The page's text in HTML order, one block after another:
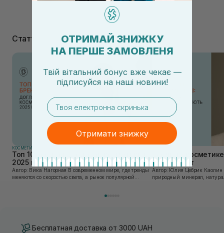
Статті
КОСМЕТИКА
Топ 10 брендов уходовой косметики в
2025 году
Автор: Вика Нагорная В современном мире, где тренды
меняются со скоростью света, а рынок популярной
Каолин в
используют
Автор: Юлия Цебрик Каолин в косметологии – это
природный минерал,
Бесплатная доставка от 3000 UAH
ОТРИМАЙ ЗНИЖКУ
НА ПЕРШЕ ЗАМОВЛЕНЯ
Твій вітальний бонус вже чекає —
підписуйся на наші новини!
email
Отримати знижку